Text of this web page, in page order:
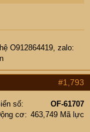
O912864419, zalo:
#1,793
số
OF-61707
cơ
463,749 Mã lực